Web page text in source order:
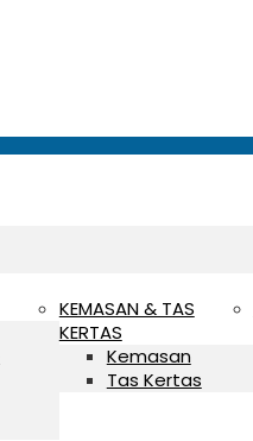
KEMASAN & TAS
KERTAS
Kemasan
Tas Kertas